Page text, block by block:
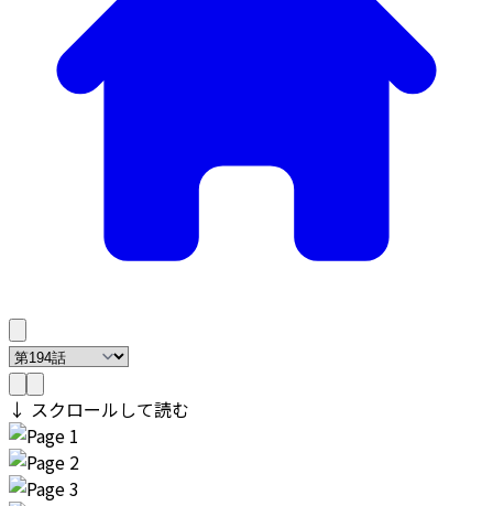
↓ スクロールして読む